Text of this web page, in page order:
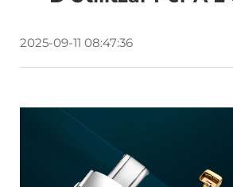
2025-09-11 08:47:36